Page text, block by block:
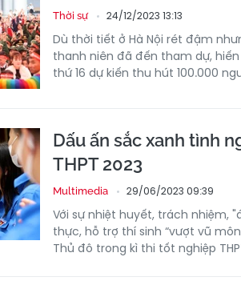
Thời sự 24/12/2023 13:13
Dù thời tiết ở Hà Nội rét đậm
thanh niên đã đến tham dự,
thứ 16 dự kiến thu hút 100.000
Dấu ấn sắc xanh tình
THPT 2023
Multimedia 29/06/2023 09:39
Với sự nhiệt huyết, trách nhiệm,
thực, hỗ trợ thí sinh “vượt vũ
Thủ đô trong kì thi tốt nghiệp